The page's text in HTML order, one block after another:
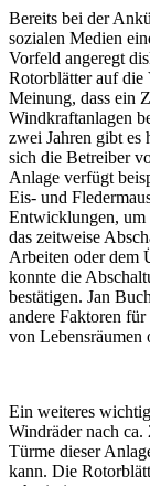
Bereits bei der
sozialen Medien
Vorfeld angeregt
Rotorblätter auf die
Meinung, dass ein
Windkraftanlagen
zwei Jahren gibt es
sich die Betreiber
Anlage verfügt
Eis- und
Entwicklungen, um
das zeitweise
Arbeiten oder dem
konnte die
bestätigen. Jan
andere Faktoren
von Lebensräumen
Ein weiteres
Windräder nach
Türme dieser
kann. Die